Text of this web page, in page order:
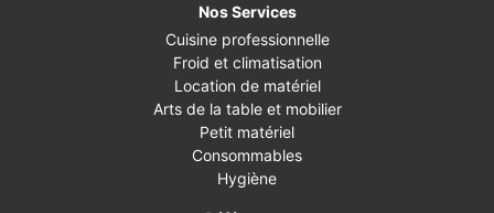
Nos Services
Cuisine professionnelle
Froid et climatisation
Location de matériel
Arts de la table et mobilier
Petit matériel
Consommables
Hygiène